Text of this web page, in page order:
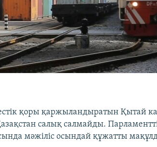
қоры қаржыландыратын Қытай
салық салмайды.
мәжіліс осындай құжатты